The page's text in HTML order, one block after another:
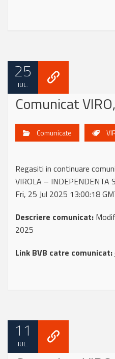
25
IUL.
Comunicat
Comunicate
Regasiti in continuare
VIROLA – INDEPENDENTA
Fri, 25 Jul 2025 13:00:18
Descriere comunicat:
2025
Link BVB catre comunicat:
11
IUL.